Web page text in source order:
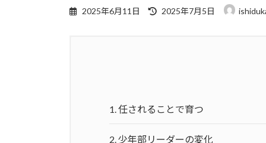
2025年6月11日
最
2025年7月5日
1.任されることで育つ
2. 少年部リーダーの変化